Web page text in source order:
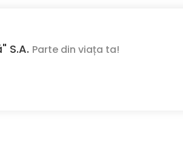
S.A. Parte din viața ta!